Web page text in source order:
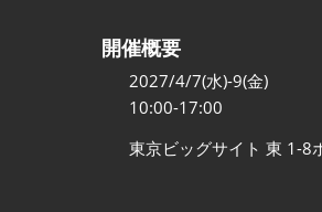
開催概要
2027/4/7(水)-9(金)
10:00-17:00
東京ビッグサイト 東 1-8